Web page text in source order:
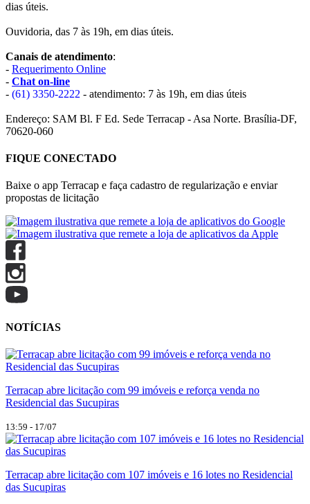
dias úteis.
Ouvidoria, das 7 às 19h, em dias úteis.
Canais de atendimento:
- Requerimento Online
- Chat on-line
- (61) 3350-2222 - atendimento: 7 às 19h, em dias úteis
Endereço: SAM Bl. F Ed. Sede Terracap - Asa Norte. Brasília-DF,
70620-060
FIQUE CONECTADO
Baixe o app Terracap e faça cadastro de regularização e enviar
propostas de licitação
NOTÍCIAS
Terracap abre licitação com 99 imóveis e reforça venda no
Residencial das Sucupiras
13:59 - 17/07
Terracap abre licitação com 107 imóveis e 16 lotes no Residencial
das Sucupiras